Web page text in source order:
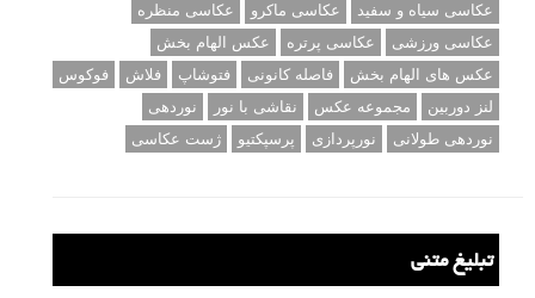
عکاسی سیاه و سفید
عکاسی ماکرو
عکاسی منظره
عکاسی ورزشی
عکاسی پرتره
عکس الهام بخش
عکس های الهام بخش
فاصله کانونی فتوشاپ فلاش
فوکوس
لنز دوربین
مجموعه عکس نقاشی با نور
نوردهی
نوردهی طولانی
نورپردازی پرسپکتیو ژست عکاسی
تبلیغ متنی